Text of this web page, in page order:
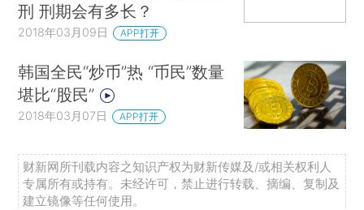
刑 刑期会有多长？
2018年03月09日 APP打开
韩国全民“炒币”热 “币民”数量
堪比“股民”
2018年03月07日 APP打开
财新网所刊载内容之知识产权为财新传媒及/或相关权利人
专属所有或持有。未经许可，禁止进行转载、摘编、复制及
建立镜像等任何使用。